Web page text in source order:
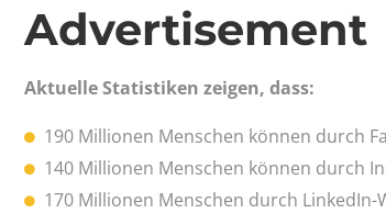
Advertisement
Aktuelle Statistiken zeigen, dass:
190 Millionen Menschen können durch
140 Millionen Menschen können durch
170 Millionen Menschen durch